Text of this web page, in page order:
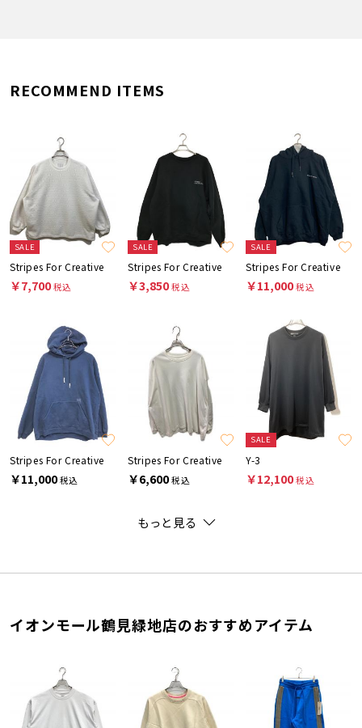
RECOMMEND ITEMS
SALE
Stripes For Creative
￥7,700税込
SALE
Stripes For Creative
￥3,850税込
SALE
Stripes For Creative
￥11,000税込
Stripes For Creative
￥11,000税込
Stripes For Creative
￥6,600税込
SALE
Y-3
￥12,100税込
もっと見る
イオンモール鶴見緑地店のおすすめアイテム